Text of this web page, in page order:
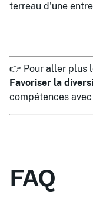
terreau d'une
👉 Pour aller plus
Favoriser la
compétences
FAQ